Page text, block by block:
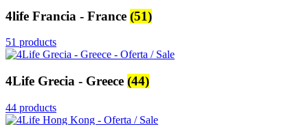
4life Francia - France (51)
51 products
4Life Grecia - Greece (44)
44 products